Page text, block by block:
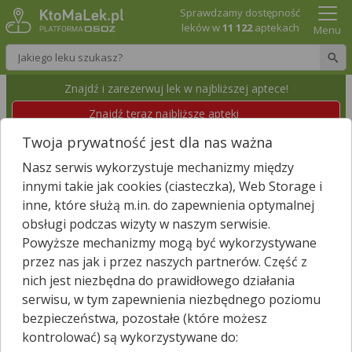
Wpisz nazwę leku
Sprawdzamy dostępność
leków w11 122aptekach Menu
Znajdź i zarezerwuj lek w najbliższej aptece!
Znajdź teraz najbliższe apteki
APTEKA PRYWATNA "MAGNOLIA"
Lędziny, Betonowa 6 Wyświetl numer
Id apteki: 902 020
Zamknięta, zapraszamy dzisiaj(09:00 – 18:00)
Znajdź leki w okolicy i zarezerwuj
Godziny otwarcia
Twoja prywatność jest dla nas ważna
Nasz serwis wykorzystuje mechanizmy między
innymi takie jak cookies (ciasteczka), Web Storage i
inne, które służą m.in. do zapewnienia optymalnej
obsługi podczas wizyty w naszym serwisie.
Powyższe mechanizmy mogą być wykorzystywane
przez nas jak i przez naszych partnerów. Część z
nich jest niezbędna do prawidłowego działania
serwisu, w tym zapewnienia niezbędnego poziomu
bezpieczeństwa, pozostałe (które możesz
kontrolować) są wykorzystywane do: